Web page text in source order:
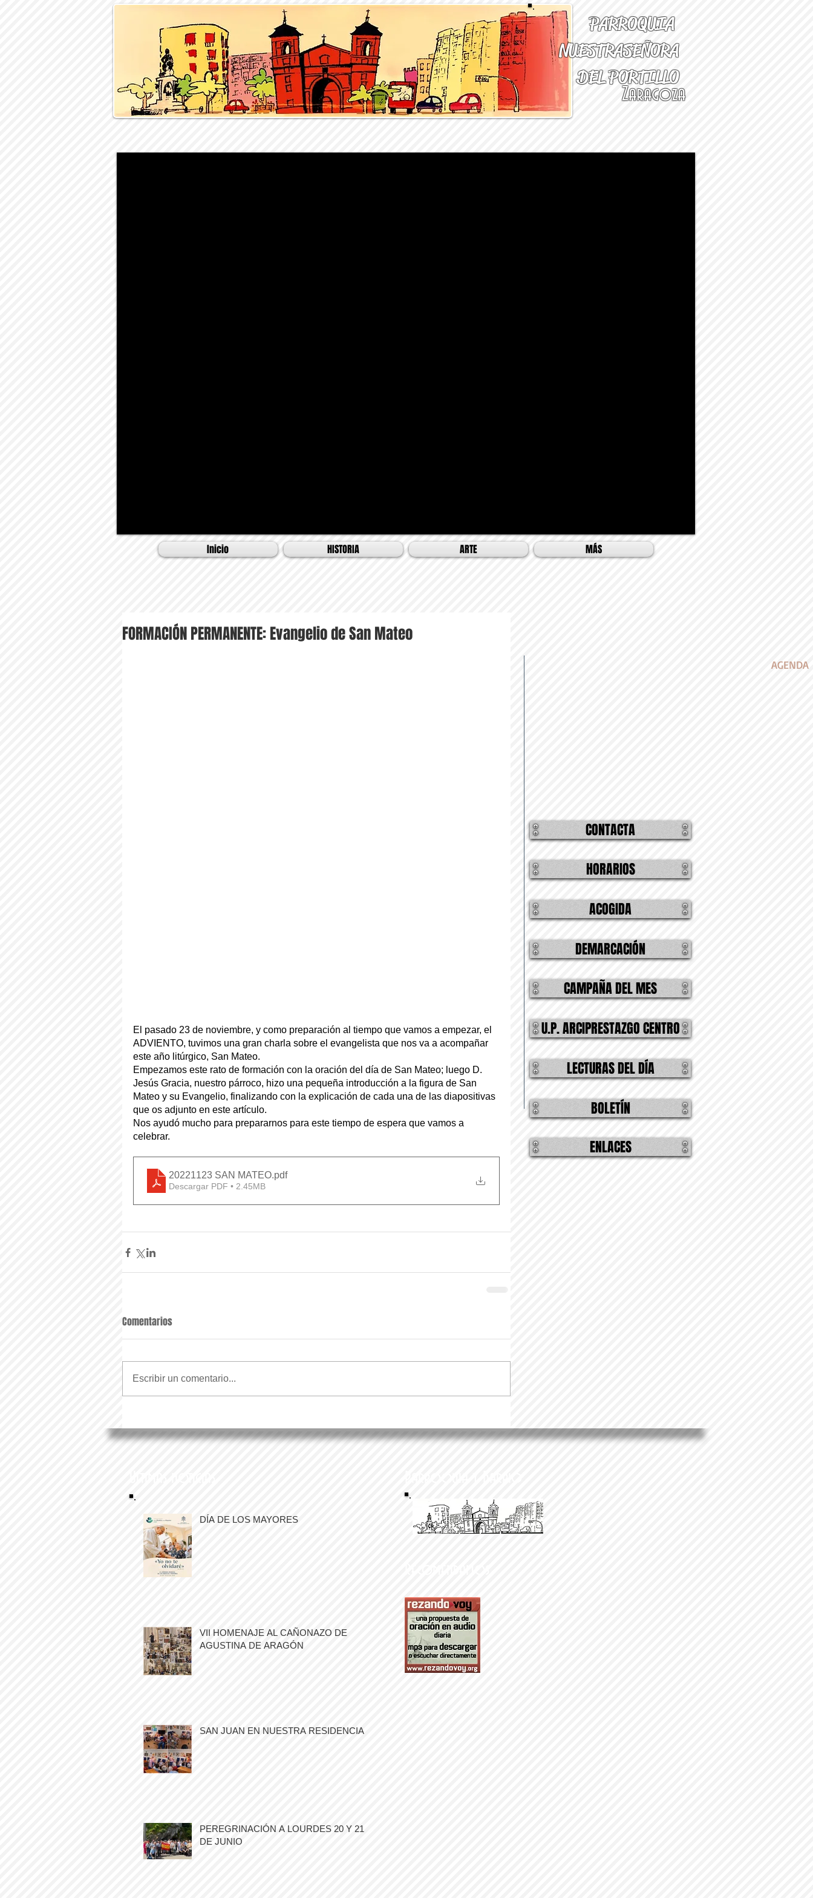
PARROQUIA
NUESTRASEÑORA
DEL PORTILLO
Zaragoza
Inicio HISTORIA ARTE MÁS
FORMACIÓN PERMANENTE: Evangelio de San Mateo
El pasado 23 de noviembre, y como preparación al tiempo que vamos a empezar, el
ADVIENTO, tuvimos una gran charla sobre el evangelista que nos va a acompañar
este año litúrgico, San Mateo.
Empezamos este rato de formación con la oración del día de San Mateo; luego D.
Jesús Gracia, nuestro párroco, hizo una pequeña introducción a la figura de San
Mateo y su Evangelio, finalizando con la explicación de cada una de las diapositivas
que os adjunto en este artículo.
Nos ayudó mucho para prepararnos para este tiempo de espera que vamos a
celebrar.
20221123 SAN MATEO.pdf
Descargar PDF • 2.45MB
Comentarios
Escribir un comentario...
ACOGIDA
CAMPAÑA DEL MES
U.P. ARCIPRESTAZGO CENTRO
ENLACES
BOLETÍN
CONTACTA
HORARIOS
DEMARCACIÓN
LECTURAS DEL DÍA
AGENDA
DÍA DE LOS MAYORES
VII HOMENAJE AL CAÑONAZO DE
AGUSTINA DE ARAGÓN
SAN JUAN EN NUESTRA RESIDENCIA
PEREGRINACIÓN A LOURDES 20 Y 21
DE JUNIO